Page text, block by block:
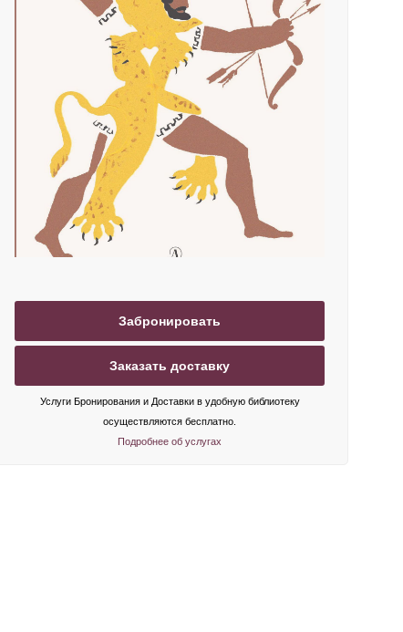
Забронировать
Заказать доставку
Услуги Бронирования и Доставки в удобную библиотеку
осуществляются бесплатно.
Подробнее об услугах